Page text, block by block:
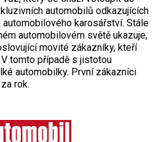
automobilů odkazujících
karosářství. Stále
automobilovém světě ukazuje,
movité zákazníky, kteří
tomto případě s jistotou
automobilky. První zákazníci
rok.